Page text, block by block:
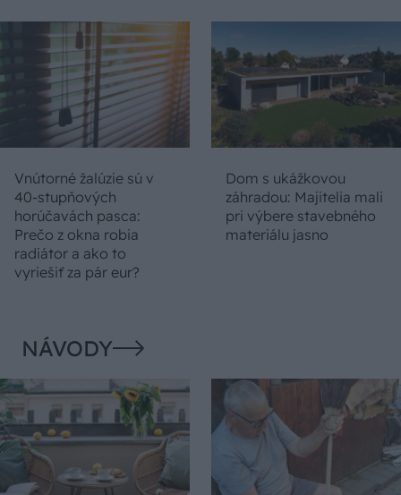
Vnútorné žalúzie sú v
40-stupňových
horúčavách pasca:
Prečo z okna robia
radiátor a ako to
vyriešiť za pár eur?
Dom s ukážkovou
záhradou: Majitelia mali
pri výbere stavebného
materiálu jasno
NÁVODY